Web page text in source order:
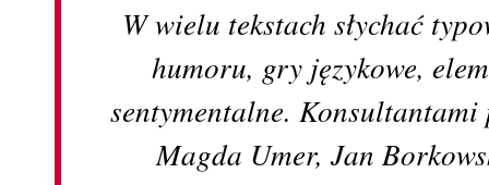
W wielu tekstach słychać
humoru, gry językowe,
sentymentalne.
Magda Umer, Jan